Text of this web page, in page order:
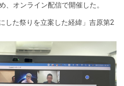
、オンライン配信で開催した。
した祭りを立案した経緯」吉原第2